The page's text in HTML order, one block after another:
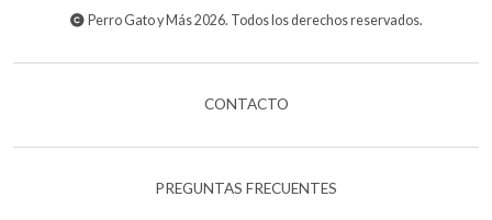
Perro Gato y Más 2026. Todos los derechos reservados.
CONTACTO
PREGUNTAS FRECUENTES